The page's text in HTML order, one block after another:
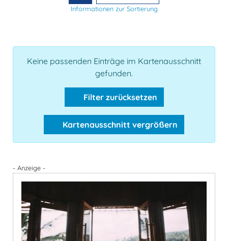
Informationen zur Sortierung
Keine passenden Einträge im Kartenausschnitt
gefunden.
Filter zurücksetzen
Kartenausschnitt vergrößern
- Anzeige -